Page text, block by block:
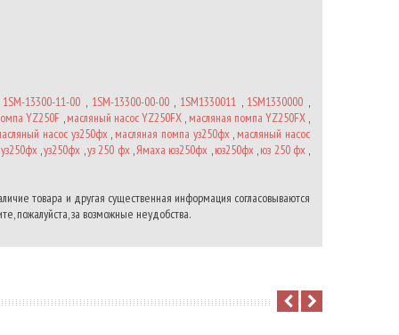
1SM-13300-11-00 , 1SM-13300-00-00, 1SM1330011 , 1SM1330000 ,
YZ250F ,масляный насос YZ250FX , масляная помпа YZ250FX ,
насос уз250фх, масляная помпа уз250фх, масляный насос
,уз250фх ,уз 250 фх,Ямаха юз250фх ,юз250фх,юз 250 фх,
товара и другая существенная информация согласовываются
пожалуйста, за возможные неудобства.